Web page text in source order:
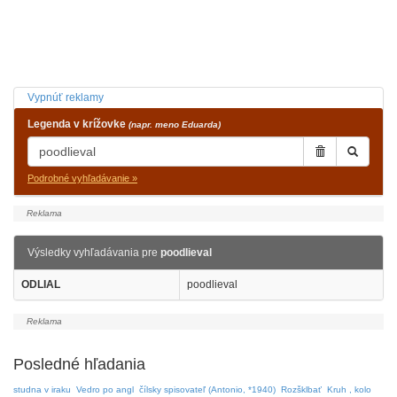
Vypnúť reklamy
Legenda v krížovke (napr. meno Eduarda)
Podrobné vyhľadávanie »
Výsledky vyhľadávania pre poodlieval
ODLIAL poodlieval
Posledné hľadania
studna v iraku Vedro po angl čílsky spisovateľ (Antonio, *1940) Rozšklbať Kruh , kolo